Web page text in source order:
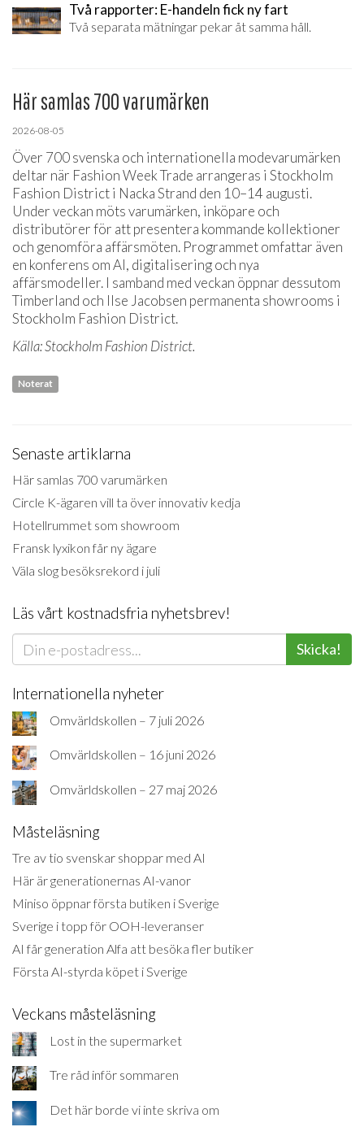
Två rapporter: E-handeln fick ny fart
Två separata mätningar pekar åt samma håll.
Här samlas 700 varumärken
2026-08-05
Över 700 svenska och internationella modevarumärken
deltar när Fashion Week Trade arrangeras i Stockholm
Fashion District i Nacka Strand den 10–14 augusti.
Under veckan möts varumärken, inköpare och
distributörer för att presentera kommande kollektioner
och genomföra affärsmöten. Programmet omfattar även
en konferens om AI, digitalisering och nya
affärsmodeller. I samband med veckan öppnar dessutom
Timberland och Ilse Jacobsen permanenta showrooms i
Stockholm Fashion District.
Källa: Stockholm Fashion District.
Noterat
Senaste artiklarna
Här samlas 700 varumärken
Circle K-ägaren vill ta över innovativ kedja
Hotellrummet som showroom
Fransk lyxikon får ny ägare
Väla slog besöksrekord i juli
Läs vårt kostnadsfria nyhetsbrev!
Skicka!
Internationella nyheter
Omvärldskollen – 7 juli 2026
Omvärldskollen – 16 juni 2026
Omvärldskollen – 27 maj 2026
Måsteläsning
Tre av tio svenskar shoppar med AI
Här är generationernas AI-vanor
Miniso öppnar första butiken i Sverige
Sverige i topp för OOH-leveranser
AI får generation Alfa att besöka fler butiker
Första AI-styrda köpet i Sverige
Veckans måsteläsning
Lost in the supermarket
Tre råd inför sommaren
Det här borde vi inte skriva om